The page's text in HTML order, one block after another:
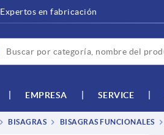
Expertos en fabricación
EMPRESA SERVICE
BISAGRAS BISAGRAS FUNCIONALES